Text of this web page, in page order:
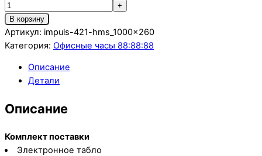
+
В корзину
Артикул: impuls-421-hms_1000x260
Категория: Офисные часы 88:88:88
Описание
Детали
Описание
Комплект поставки
Электронное табло